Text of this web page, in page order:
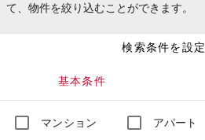
て、物件を絞り込むことができます。
検索条件を設
基本条件
マンション アパート